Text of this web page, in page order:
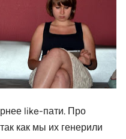
like-пати. Про
как мы их генерили